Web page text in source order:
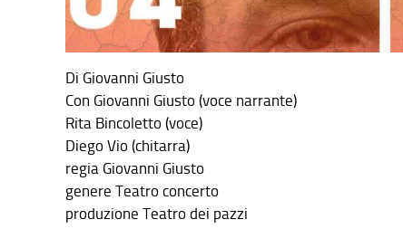
Di Giovanni Giusto
Con Giovanni Giusto (voce narrante)
Rita Bincoletto (voce)
Diego Vio (chitarra)
regia Giovanni Giusto
genere Teatro concerto
produzione Teatro dei pazzi